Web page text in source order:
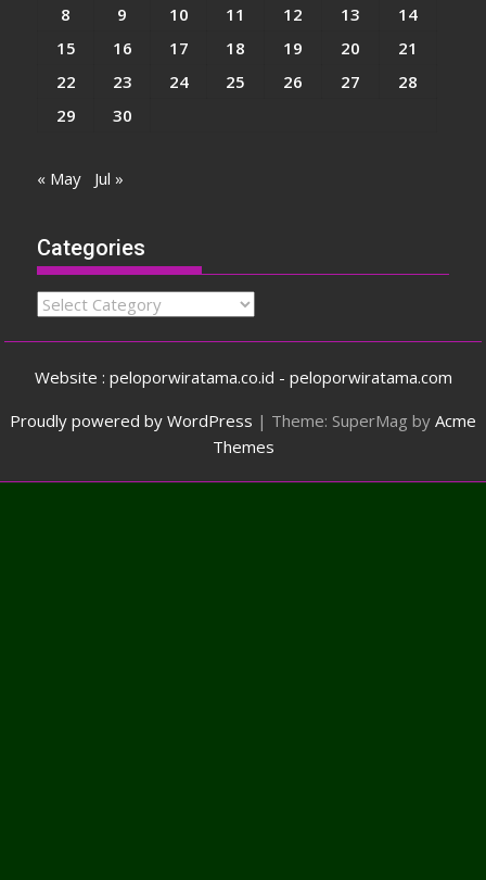
8
9 10 11 12 13
14
15
16 17 18 19 20
21
22
23 24 25 26 27
28
29
30
« May Jul »
Categories
Categories
Website : peloporwiratama.co.id - peloporwiratama.com
Proudly powered by WordPress | Theme: SuperMag by Acme
Themes